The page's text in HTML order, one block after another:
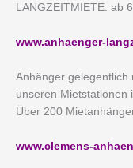
LANGZEITMIETE: ab
www.anhaenger-
Anhänger gelegentlich
unseren Mietstationen
Über 200
www.clemens-